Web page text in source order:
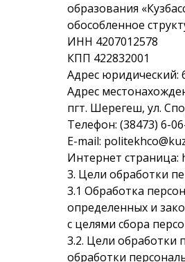
образования
обособленное
ИНН 4207012578
КПП 422832001
Адрес юридический:
Адрес
пгт. Шерегеш, ул.
Телефон: (38473) 6-
Е-mail:
Интернет
3. Цели обработки
3.1 Обработка
определенных и
с целями сбора
3.2. Цели обработки
обработки